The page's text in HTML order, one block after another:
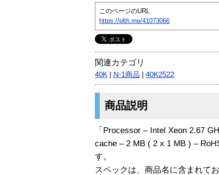
このページのURL
https://plth.me/41073066
関連カテゴリ
40K N-1商品 40K2522
商品説明
「Processor – Intel Xeon 2.67
cache – 2 MB ( 2 x 1 MB ) –
す。
スペックは、商品名に含まれて